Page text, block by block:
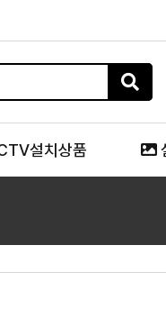
설치상품